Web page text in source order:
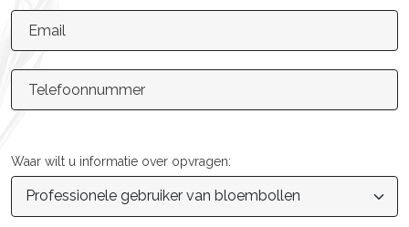
Email
Telefoonnummer
Waar wilt u informatie over opvragen: